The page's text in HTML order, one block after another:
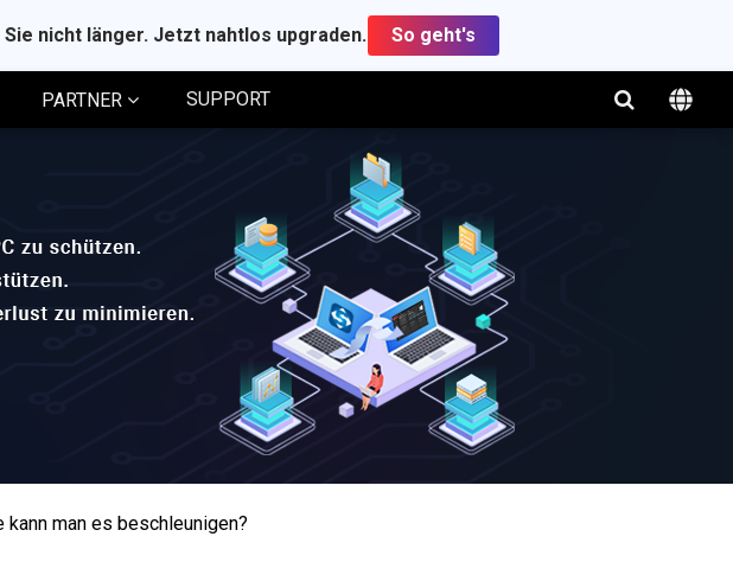
Sie nicht länger. Jetzt nahtlos upgraden. So geht's
PARTNER SUPPORT
man es beschleunigen?